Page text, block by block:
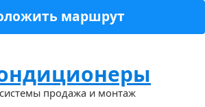
маршрут
продажа и монтаж